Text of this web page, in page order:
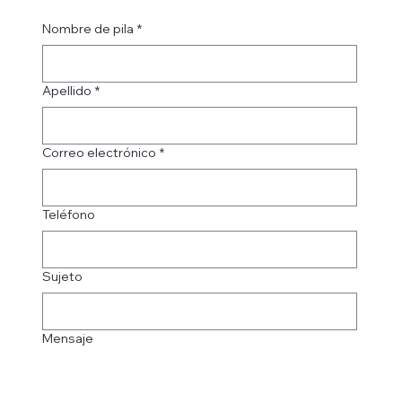
Nombre de pila *
Apellido *
Correo electrónico *
Teléfono
Sujeto
Mensaje